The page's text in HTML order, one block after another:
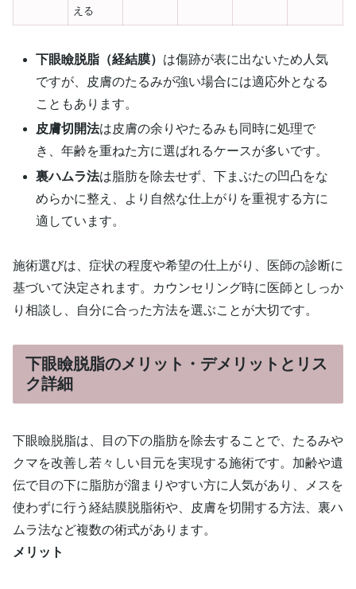
える
下眼瞼脱脂（経結膜） は傷跡が表に出ないため人気
ですが、皮膚のたるみが強い場合には適応外となる
こともあります。
皮膚切開法は皮膚の余りやたるみも同時に処理で
き、年齢を重ねた方に選ばれるケースが多いです。
裏ハムラ法は脂肪を除去せず、下まぶたの凹凸をな
めらかに整え、より自然な仕上がりを重視する方に
適しています。
施術選びは、症状の程度や希望の仕上がり、医師の診断に
基づいて決定されます。カウンセリング時に医師としっか
り相談し、自分に合った方法を選ぶことが大切です。
下眼瞼脱脂のメリット・デメリットとリス
ク詳細
下眼瞼脱脂は、目の下の脂肪を除去することで、たるみや
クマを改善し若々しい目元を実現する施術です。加齢や遺
伝で目の下に脂肪が溜まりやすい方に人気があり、メスを
使わずに行う経結膜脱脂術や、皮膚を切開する方法、裏ハ
ムラ法など複数の術式があります。
メリット